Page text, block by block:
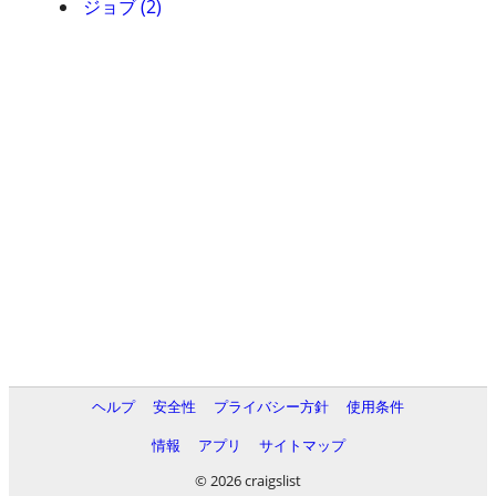
ジョブ (2)
ヘルプ 安全性 プライバシー方針
使用条件
情報
アプリ
サイトマップ
© 2026 craigslist